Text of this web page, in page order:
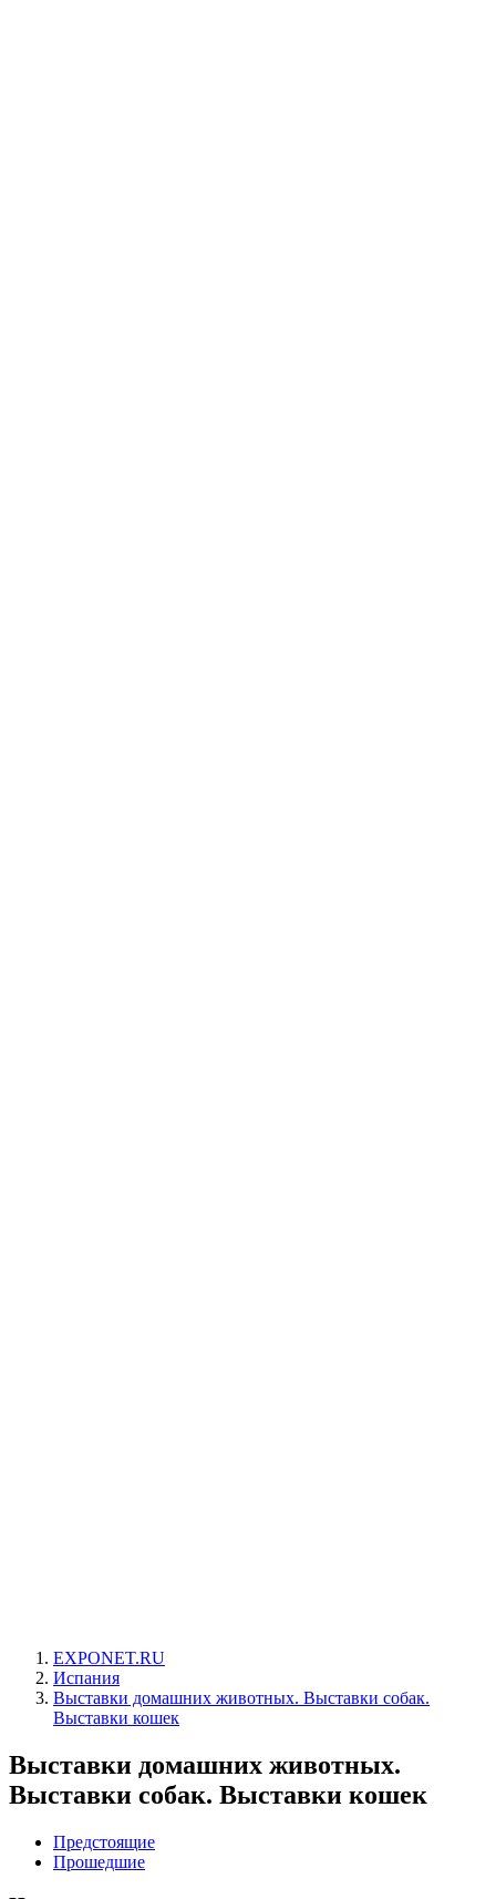
EXPONET.RU
Испания
Выставки домашних животных. Выставки собак.
Выставки кошек
Выставки домашних животных.
Выставки собак. Выставки кошек
Предстоящие
Прошедшие